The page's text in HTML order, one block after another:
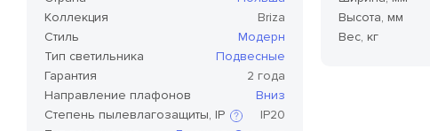
Коллекция
Briza
Стиль
Модерн
Тип светильника
Подвесные
Гарантия
2 года
Направление плафонов
Вниз
Степень пылевлагозащиты, IP
IP20
Высота, мм
Вес, кг